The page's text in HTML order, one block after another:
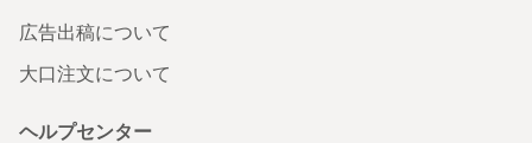
広告出稿について
大口注文について
ヘルプセンター